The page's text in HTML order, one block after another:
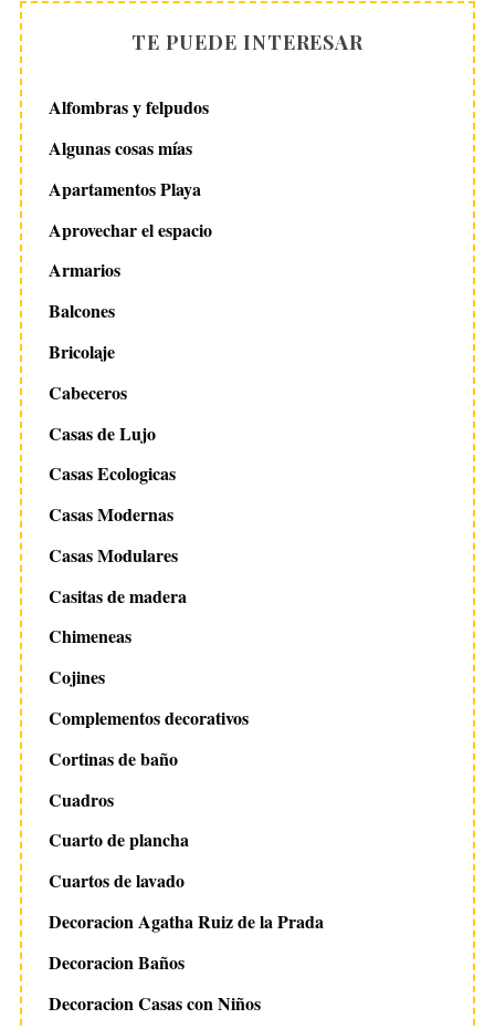
TE PUEDE INTERESAR
Alfombras y felpudos
Algunas cosas mías
Apartamentos Playa
Aprovechar el espacio
Armarios
Balcones
Bricolaje
Cabeceros
Casas de Lujo
Casas Ecologicas
Casas Modernas
Casas Modulares
Casitas de madera
Chimeneas
Cojines
Complementos decorativos
Cortinas de baño
Cuadros
Cuarto de plancha
Cuartos de lavado
Decoracion Agatha Ruiz de la Prada
Decoracion Baños
Decoracion Casas con Niños